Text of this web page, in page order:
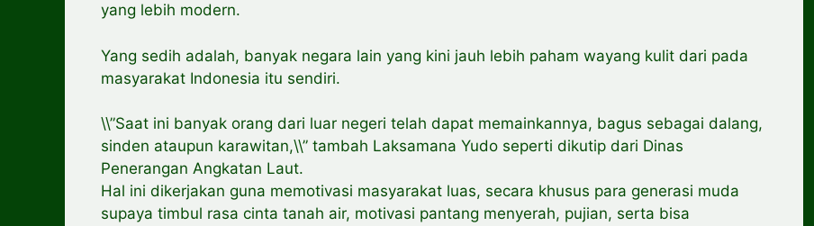
yang lebih modern.
Yang sedih adalah, banyak negara lain yang kini jauh lebih paham wayang kulit dari pada
masyarakat Indonesia itu sendiri.
\\”Saat ini banyak orang dari luar negeri telah dapat memainkannya, bagus sebagai dalang,
sinden ataupun karawitan,\\” tambah Laksamana Yudo seperti dikutip dari Dinas
Penerangan Angkatan Laut.
Hal ini dikerjakan guna memotivasi masyarakat luas, secara khusus para generasi muda
supaya timbul rasa cinta tanah air, motivasi pantang menyerah, pujian, serta bisa